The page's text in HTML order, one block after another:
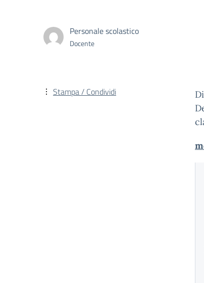
Personale scolastico
Docente
Stampa / Condividi